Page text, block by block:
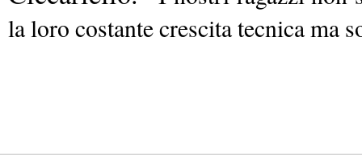
la loro costante crescita tecnica ma